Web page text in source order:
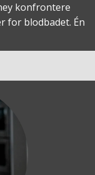
konfrontere
for blodbadet. Én